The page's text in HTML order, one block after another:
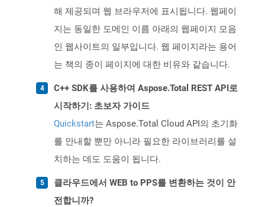
해 제공되며 웹 브라우저에 표시됩니다. 웹페이
지는 동일한 도메인 이름 아래의 웹페이지 모음
인 웹사이트의 일부입니다. 웹 페이지라는 용어
는 책의 종이 페이지에 대한 비유와 같습니다.
C++ SDK를 사용하여 Aspose.Total REST API로
시작하기: 초보자 가이드
Quickstart는 Aspose.Total Cloud API의 초기화
를 안내할 뿐만 아니라 필요한 라이브러리를 설
치하는 데도 도움이 됩니다.
클라우드에서 WEB to PPS를 변환하는 것이 안
전합니까?